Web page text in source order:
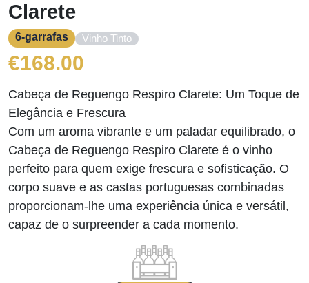
Clarete
6-garrafas Vinho Tinto
€168.00
Cabeça de Reguengo Respiro Clarete: Um Toque de
Elegância e Frescura
Com um aroma vibrante e um paladar equilibrado, o
Cabeça de Reguengo Respiro Clarete é o vinho
perfeito para quem exige frescura e sofisticação. O
corpo suave e as castas portuguesas combinadas
proporcionam-lhe uma experiência única e versátil,
capaz de o surpreender a cada momento.